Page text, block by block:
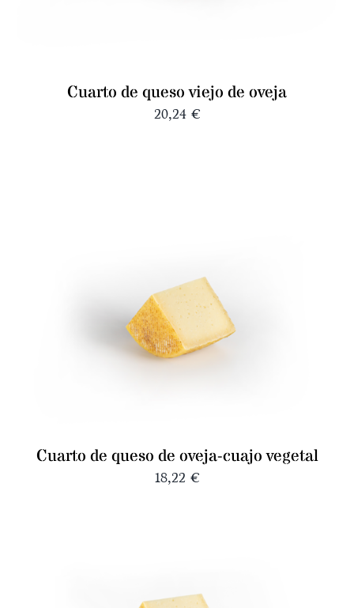
Cuarto de queso viejo de oveja
20,24 €
Cuarto de queso de oveja-cuajo vegetal
18,22 €